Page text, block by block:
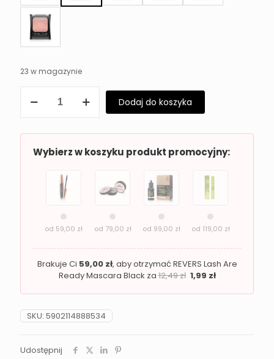
23 w magazynie
Róż
policzków
Revers
MINERAL
Dodaj do koszyka
Wybierz w koszyku produkt promocyjny:
od 59,00 zł od 79,00 zł od 99,00 zł od 119,00 zł
Brakuje Ci 59,00 zł, aby otrzymać REVERS Lash Are
Ready Mascara Black za12,49zł 1,99 zł
SKU: 5902114888534
Udostępnij